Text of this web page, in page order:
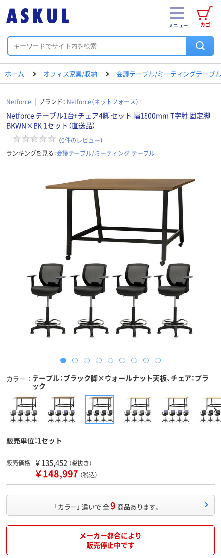
カゴ
メニュー
ホーム オフィス家具/収納 会議テーブル/ミーティングテーブル
Netforce ブランド： Netforce（ネットフォース）
Netforce テーブル1台+チェア4脚 セット 幅1800mm T字肘 固定脚
BKWN×BK 1セット（直送品）
（0件のレビュー）
ランキングを見る：会議テーブル/ミーティング テーブル
カラー
テーブル：ブラック脚×ウォールナット天板、チェア：ブラ
ック
販売単位：1セット
販売価格 ￥135,452 （税抜き）
￥148,997 （税込）
「カラー」 違いで 全9 商品あります。
メーカー都合により
販売停止中です